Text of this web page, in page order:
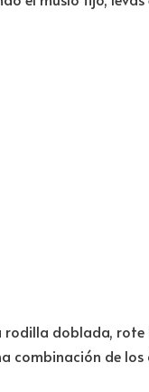
doblada,
combinación de